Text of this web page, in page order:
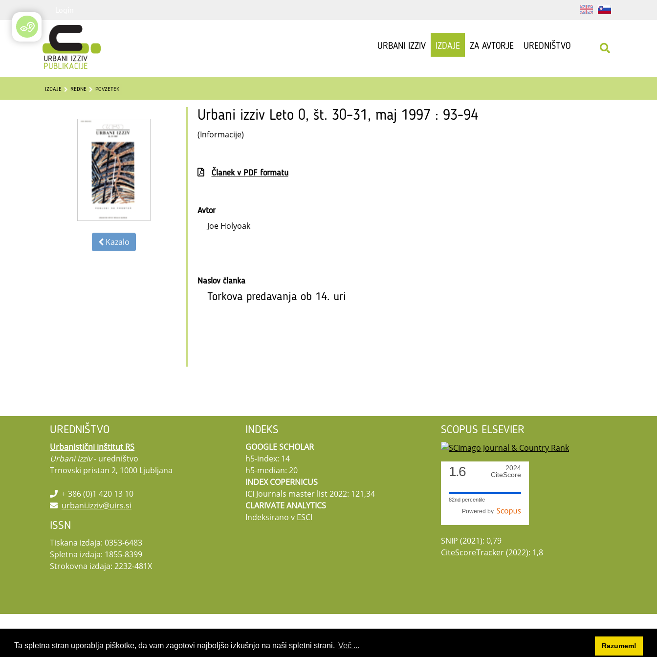
Ta spletna stran uporablja piškotke, da vam zagotovi najboljšo izkušnjo na naši spletni strani. Več ... Razumem!
URBANI IZZIV IZDAJE ZA AVTORJE UREDNIŠTVO
IZDAJE REDNE POVZETEK
Kazalo
Urbani izziv Leto 0, št. 30–31, maj 1997 : 93-94
(Informacije)
Članek v PDF formatu
Avtor
Joe Holyoak
Naslov članka
Torkova predavanja ob 14. uri
UREDNIŠTVO
Urbanistični inštitut RS
Urbani izziv- uredništvo
Trnovski pristan 2, 1000 Ljubljana
+ 386 (0)1 420 13 10
urbani.izziv@uirs.si
ISSN
Tiskana izdaja: 0353-6483
Spletna izdaja: 1855-8399
Strokovna izdaja: 2232-481X
INDEKS
GOOGLE SCHOLAR
h5-index: 14
h5-median: 20
INDEX COPERNICUS
ICI Journals master list 2022: 121,34
CLARIVATE ANALYTICS
Indeksirano v ESCI
SCOPUS ELSEVIER
1.6
2024
CiteScore
82nd percentile
Powered by
SNIP (2021): 0,79
CiteScoreTracker (2022): 1,8